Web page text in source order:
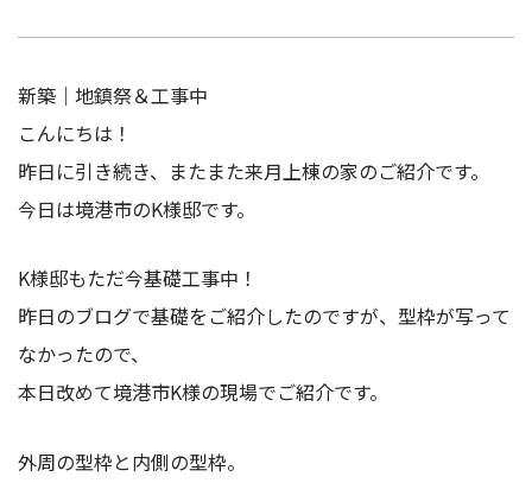
新築｜地鎮祭＆工事中
こんにちは！
昨日に引き続き、またまた来月上棟の家のご紹介です。
今日は境港市のK様邸です。
K様邸もただ今基礎工事中！
昨日のブログで基礎をご紹介したのですが、型枠が写って
なかったので、
本日改めて境港市K様の現場でご紹介です。
外周の型枠と内側の型枠。